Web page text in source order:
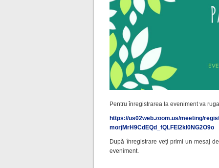
Pentru înregistrarea la eveniment va
https://us02web.zoom.us/meeting/
morjMrH9CdEQd_fQLFEI2kI0NG2O9o
După înregistrare veți primi un mesaj
eveniment.